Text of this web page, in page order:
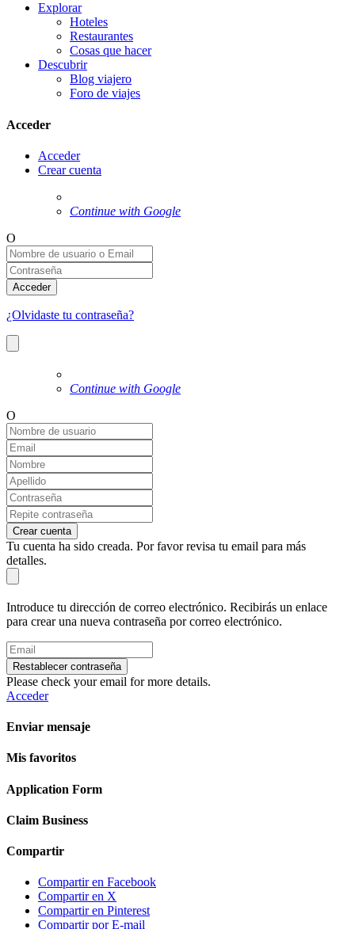
Explorar
Hoteles
Restaurantes
Cosas que hacer
Descubrir
Blog viajero
Foro de viajes
Acceder
Acceder
Crear cuenta
Continue with Google
O
Acceder
¿Olvidaste tu contraseña?
Continue with Google
O
Crear cuenta
Tu cuenta ha sido creada. Por favor revisa tu email para más
detalles.
Introduce tu dirección de correo electrónico. Recibirás un enlace
para crear una nueva contraseña por correo electrónico.
Restablecer contraseña
Please check your email for more details.
Acceder
Enviar mensaje
Mis favoritos
Application Form
Claim Business
Compartir
Compartir en Facebook
Compartir en X
Compartir en Pinterest
Compartir por E-mail